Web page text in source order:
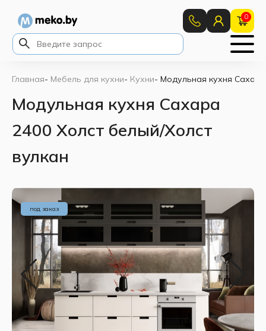
0
Главная- Мебель для кухни- Кухни- Модульная кухня
Модульная кухня Сахара
2400 Холст белый/Холст
вулкан
под заказ